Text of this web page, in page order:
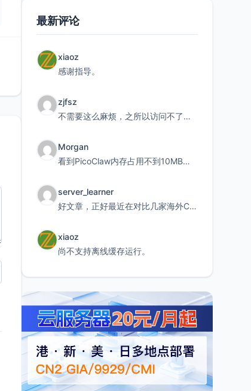
最新评论
xiaoz
感谢指导。
zjfsz
不需要这么麻烦，之所以访问不了，是由于非对称路由的问题，在爱快主路由添加一条静态路由192.168.
Morgan
看到PicoClaw内存占用不到10MB这个数据真的很惊喜，确实很适合我这种想用旧设备折腾AI的小白
server_learner
好文章，正好最近在对比几家海外CDN。文中提到CF免费版不支持自定义回源端口和HOST这个痛点太真实
xiaoz
尚不支持离线缓存运行。